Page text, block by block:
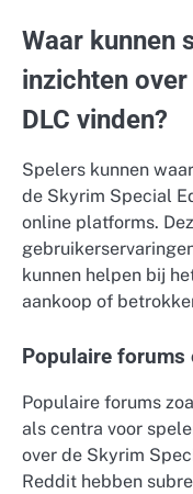
Waar kunnen
inzichten
DLC vinden?
Spelers kunnen
de Skyrim Special
online platforms.
kunnen helpen bij
aankoop of
Populaire
Populaire forums
als centra voor
over de Skyrim
Reddit hebben